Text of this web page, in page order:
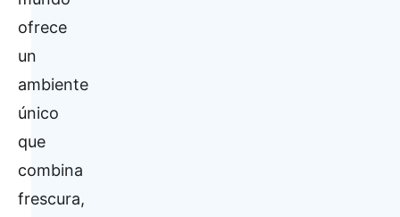
ofrece
un
ambiente
único
que
combina
frescura,